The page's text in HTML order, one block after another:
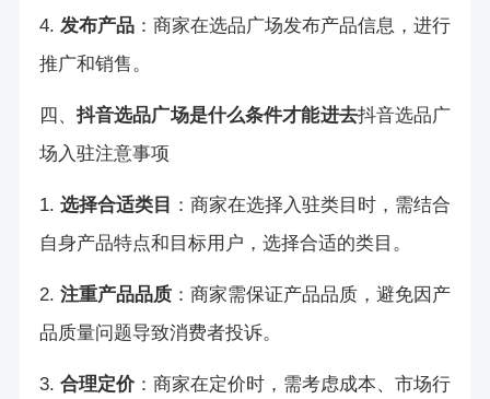
4. 发布产品：商家在选品广场发布产品信息，进行
推广和销售。
四、抖音选品广场是什么条件才能进去抖音选品广
场入驻注意事项
1. 选择合适类目 ：商家在选择入驻类目时，需结合
自身产品特点和目标用户，选择合适的类目。
2. 注重产品品质：商家需保证产品品质，避免因产
品质量问题导致消费者投诉。
3. 合理定价：商家在定价时，需考虑成本、市场行